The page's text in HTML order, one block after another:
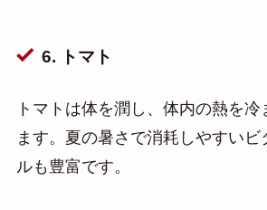
6. トマト
トマトは体を潤し、体内の熱を冷
ます。夏の暑さで消耗しやすいビ
ルも豊富です。